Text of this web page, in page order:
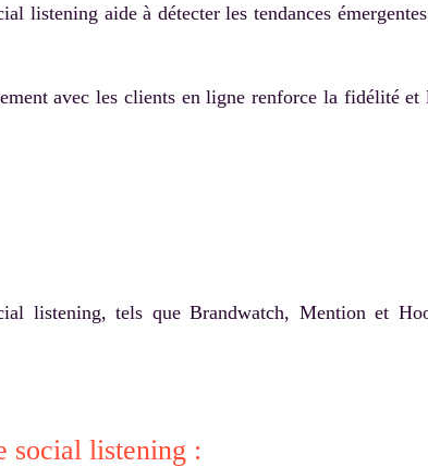
listening aide à détecter les tendances
avec les clients en ligne renforce la fidélité
listening, tels que Brandwatch, Mention et
social listening :